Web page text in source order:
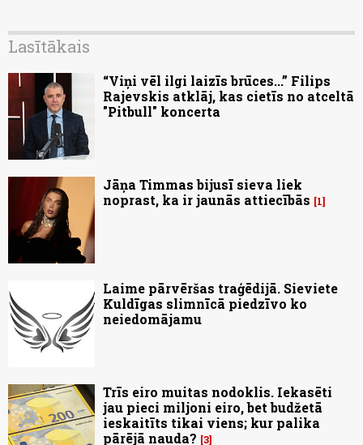
Lasītākais
“Viņi vēl ilgi laizīs brūces...” Filips
Rajevskis atklāj, kas cietīs no atceltā
"Pitbull" koncerta
Jāņa Timmas bijusī sieva liek
noprast, ka ir jaunās attiecībās
1
Laime pārvēršas traģēdijā. Sieviete
Kuldīgas slimnīcā piedzīvo ko
neiedomājamu
Trīs eiro muitas nodoklis. Iekasēti
jau pieci miljoni eiro, bet budžetā
ieskaitīts tikai viens; kur palika
pārējā nauda? 3